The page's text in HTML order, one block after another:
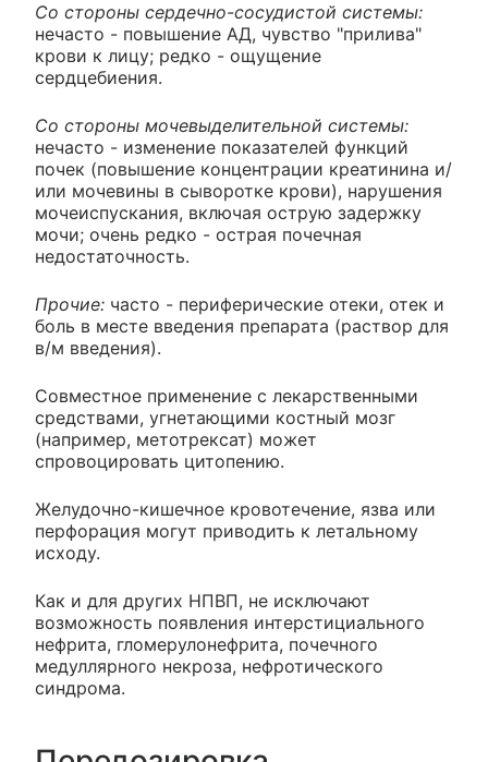
Со стороны сердечно-сосудистой системы:
нечасто - повышение АД, чувство "прилива"
крови к лицу; редко - ощущение
сердцебиения.
Со стороны мочевыделительной системы:
нечасто - изменение показателей функций
почек (повышение концентрации креатинина и/
или мочевины в сыворотке крови), нарушения
мочеиспускания, включая острую задержку
мочи; очень редко - острая почечная
недостаточность.
Прочие: часто - периферические отеки, отек и
боль в месте введения препарата (раствор для
в/м введения).
Совместное применение с лекарственными
средствами, угнетающими костный мозг
(например, метотрексат) может
спровоцировать цитопению.
Желудочно-кишечное кровотечение, язва или
перфорация могут приводить к летальному
исходу.
Как и для других НПВП, не исключают
возможность появления интерстициального
нефрита, гломерулонефрита, почечного
медуллярного некроза, нефротического
синдрома.